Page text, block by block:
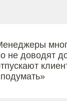
не доводят